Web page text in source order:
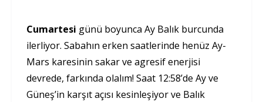
Cumartesi günü boyunca Ay Balık burcunda
ilerliyor. Sabahın erken saatlerinde henüz Ay-
Mars karesinin sakar ve agresif enerjisi
devrede, farkında olalım! Saat 12:58’de Ay ve
Güneş’in karşıt açısı kesinleşiyor ve Balık